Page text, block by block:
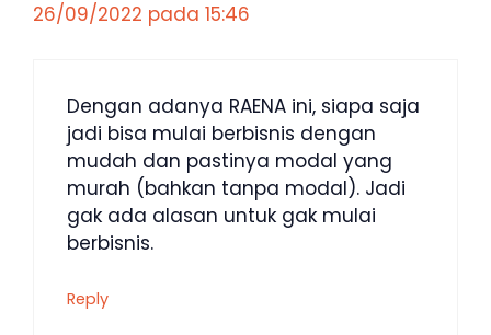
26/09/2022 pada 15:46
Dengan adanya RAENA ini, siapa saja
jadi bisa mulai berbisnis dengan
mudah dan pastinya modal yang
murah (bahkan tanpa modal). Jadi
gak ada alasan untuk gak mulai
berbisnis.
Reply